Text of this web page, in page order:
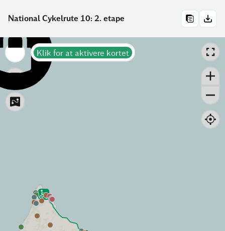
National Cykelrute 10: 2. etape
Klik for at aktivere kortet